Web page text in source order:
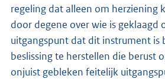
regeling dat alleen om herziening
door degene over wie is geklaagd
uitgangspunt dat dit instrument is
beslissing te herstellen die berust
onjuist gebleken feitelijk